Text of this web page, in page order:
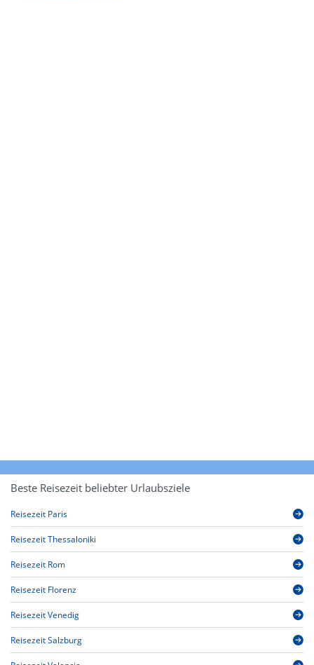
Beste Reisezeit beliebter Urlaubsziele
Reisezeit Paris
Reisezeit Thessaloniki
Reisezeit Rom
Reisezeit Florenz
Reisezeit Venedig
Reisezeit Salzburg